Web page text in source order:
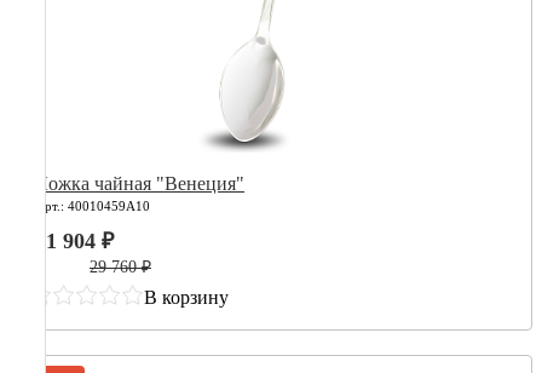
Ложка чайная "Венеция"
Арт.: 40010459А10
11 904 ₽
29 760 ₽
В корзину